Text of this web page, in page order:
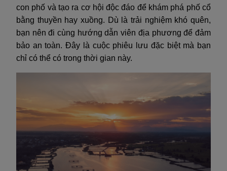
con phố và tạo ra cơ hội độc đáo để khám phá phố cổ
bằng thuyền hay xuồng. Dù là trải nghiệm khó quên,
bạn nên đi cùng hướng dẫn viên địa phương để đảm
bảo an toàn. Đây là cuộc phiêu lưu đặc biệt mà bạn
chỉ có thể có trong thời gian này.